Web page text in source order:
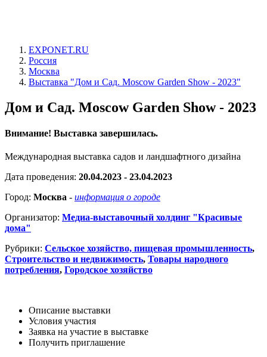
EXPONET.RU
Россия
Москва
Выставка "Дом и Сад. Moscow Garden Show - 2023"
Дом и Сад. Moscow Garden Show - 2023
Внимание! Выставка завершилась.
Международная выставка садов и ландшафтного дизайна
Дата проведения: 20.04.2023 - 23.04.2023
Город: Москва - информация о городе
Организатор: Медиа-выставочный холдинг "Красивые
дома"
Рубрики: Сельское хозяйство, пищевая промышленность,
Строительство и недвижимость, Товары народного
потребления, Городское хозяйство
Описание выставки
Условия участия
Заявка на участие в выставке
Получить приглашение